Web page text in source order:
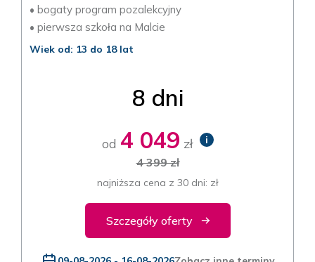
• bogaty program pozalekcyjny
• pierwsza szkoła na Malcie
Wiek od: 13 do 18 lat
8 dni
od 4 049 zł i
4 399 zł
najniższa cena z 30 dni: zł
Szczegóły oferty